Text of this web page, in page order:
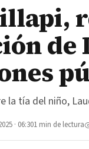
de
la tía del niño,
· 06:301 min de lectura